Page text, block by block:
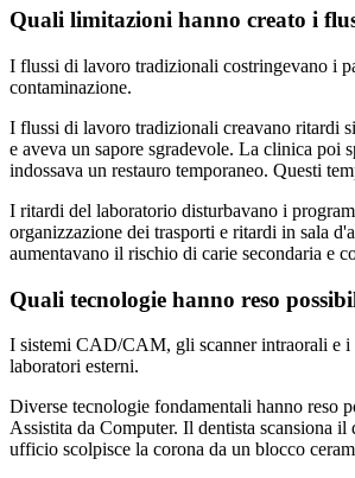
Quali limitazioni hanno creato i
I flussi di lavoro tradizionali costringevano i
contaminazione.
I flussi di lavoro tradizionali creavano ritardi
e aveva un sapore sgradevole. La clinica poi
indossava un restauro temporaneo. Questi
I ritardi del laboratorio disturbavano i
organizzazione dei trasporti e ritardi in sala
aumentavano il rischio di carie secondaria e
Quali tecnologie hanno reso
I sistemi CAD/CAM, gli scanner intraorali e i
laboratori esterni.
Diverse tecnologie fondamentali hanno
Assistita da Computer. Il dentista scansiona
ufficio scolpisce la corona da un blocco